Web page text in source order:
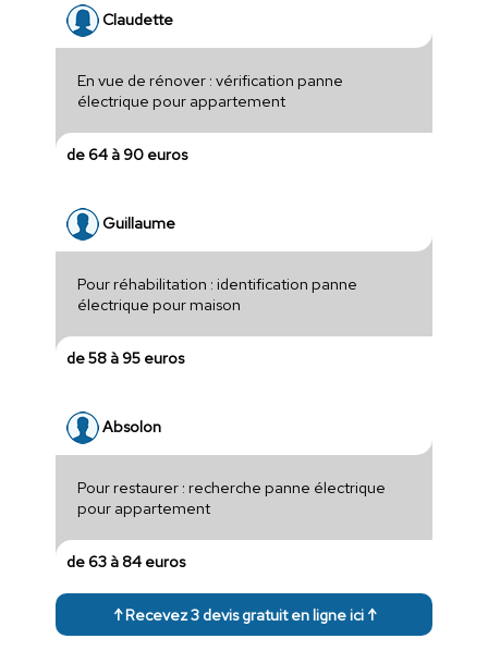
Claudette
En vue de rénover : vérification panne
électrique pour appartement
de 64 à 90 euros
Guillaume
Pour réhabilitation : identification panne
électrique pour maison
de 58 à 95 euros
Absolon
Pour restaurer : recherche panne électrique
pour appartement
de 63 à 84 euros
↑ Recevez 3 devis gratuit en ligne ici ↑